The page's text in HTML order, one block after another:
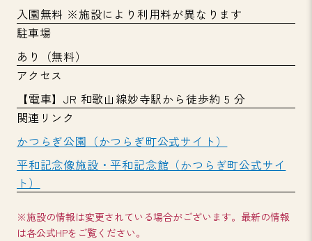
入園無料 ※施設により利用料が異なります
駐車場
あり（無料）
アクセス
【電車】JR 和歌山線妙寺駅から徒歩約 5 分
関連リンク
かつらぎ公園（かつらぎ町公式サイト）
平和記念像施設・平和記念館（かつらぎ町公式サイ
ト）
※施設の情報は変更されている場合がございます。最新の情報
は各公式HPをご覧ください。